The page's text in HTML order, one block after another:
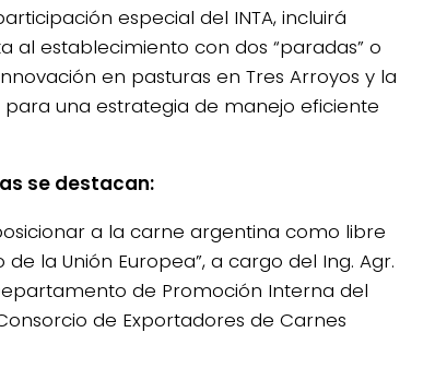
especial del INTA, incluirá
al establecimiento con dos “paradas” o
en pasturas en Tres Arroyos y la
para una estrategia de manejo eficiente
se destacan:
a la carne argentina como libre
la Unión Europea”, a cargo del Ing. Agr.
de Promoción Interna del
de Exportadores de Carnes